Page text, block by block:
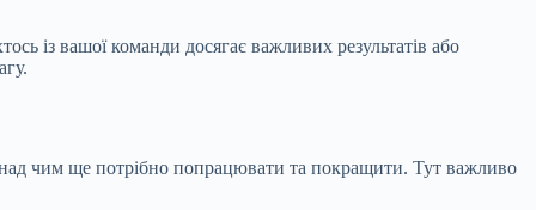
із вашої команди досягає важливих результатів або
чим ще потрібно попрацювати та покращити. Тут важливо